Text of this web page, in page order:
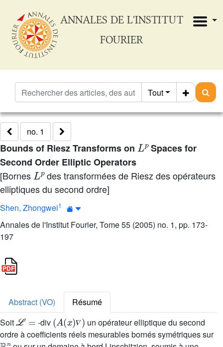
ANNALES DE L'INSTITUT
FOURIER
Tout
no. 1
Bounds of Riesz Transforms on
Spaces for
Second Order Elliptic Operators
[Bornes Lpdes transformées de Riesz des opérateurs
elliptiques du second ordre]
Shen, Zhongwei1
Annales de l'Institut Fourier, Tome 55 (2005) no. 1, pp. 173-
197
Abstract (VO)
Résumé
Soit
ℒ=
-div 𝛻
(A( ∇
un opérateur elliptique du second
ordre à coefficients réels mesurables bornés symétriques sur
ℝn